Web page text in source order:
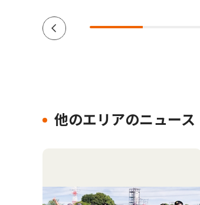
他のエリアのニュース